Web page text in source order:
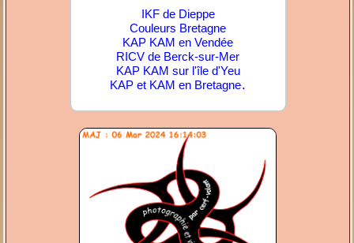
IKF de Dieppe
Couleurs Bretagne
KAP KAM en Vendée
RICV de Berck-sur-Mer
KAP KAM sur l'île d'Yeu
KAP et KAM en Bretagne.